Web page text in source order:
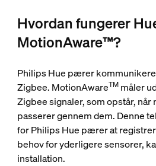
Hvordan fungerer
MotionAware™?
Philips Hue pærer
Zigbee. MotionAwareTMmåler
Zigbee signaler, som opstår, når
passerer gennem dem. Denne
for Philips Hue pærer at
behov for yderligere sensorer,
installation.